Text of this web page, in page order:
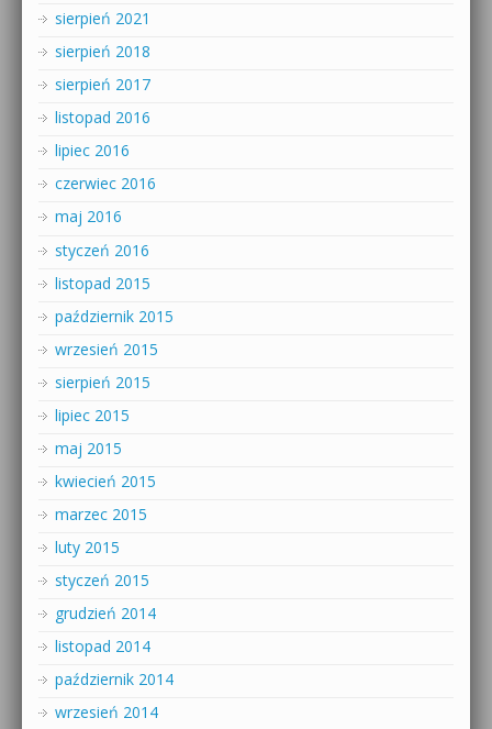
sierpień 2021
sierpień 2018
sierpień 2017
listopad 2016
lipiec 2016
czerwiec 2016
maj 2016
styczeń 2016
listopad 2015
październik 2015
wrzesień 2015
sierpień 2015
lipiec 2015
maj 2015
kwiecień 2015
marzec 2015
luty 2015
styczeń 2015
grudzień 2014
listopad 2014
październik 2014
wrzesień 2014